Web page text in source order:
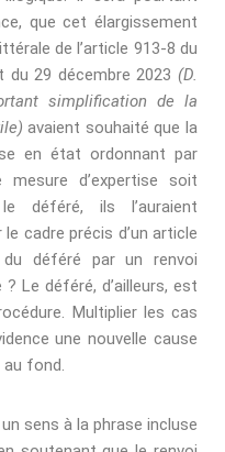
que cet élargissement
de l’article 913-8 du
du 29 décembre 2023 (D.
simplification de la
avaient souhaité que la
en état ordonnant par
d’expertise soit
déféré, ils l’auraient
cadre précis d’un article
du déféré par un renvoi
Le déféré, d’ailleurs, est
Multiplier les cas
une nouvelle cause
au fond.
sens à la phrase incluse